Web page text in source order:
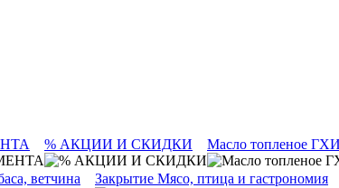
% АКЦИИ И СКИДКИ Масло топленое ГХИ
ветчина Закрытие Мясо, птица и гастрономия